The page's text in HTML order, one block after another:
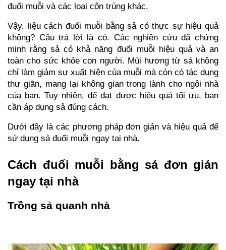
đuổi muỗi và các loại côn trùng khác.
Vậy, liệu cách đuổi muỗi bằng sả có thực sự hiệu quả
không? Câu trả lời là có. Các nghiên cứu đã chứng
minh rằng sả có khả năng đuổi muỗi hiệu quả và an
toàn cho sức khỏe con người. Mùi hương từ sả không
chỉ làm giảm sự xuất hiện của muỗi mà còn có tác dụng
thư giãn, mang lại không gian trong lành cho ngôi nhà
của bạn. Tuy nhiên, để đạt được hiệu quả tối ưu, bạn
cần áp dụng sả đúng cách.
Dưới đây là các phương pháp đơn giản và hiệu quả để
sử dụng sả đuổi muỗi ngay tại nhà.
Cách đuổi muỗi bằng sả đơn giản
ngay tại nhà
Trồng sả quanh nhà